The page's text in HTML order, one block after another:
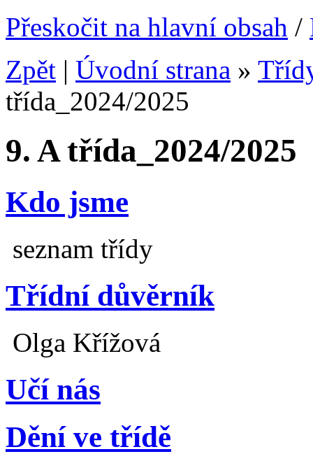
Přeskočit na hlavní obsah /
Zpět | Úvodní strana »
třída_2024/2025
9. A třída_2024/2025
Kdo jsme
seznam třídy
Třídní důvěrník
Olga Křížová
Učí nás
Dění ve třídě